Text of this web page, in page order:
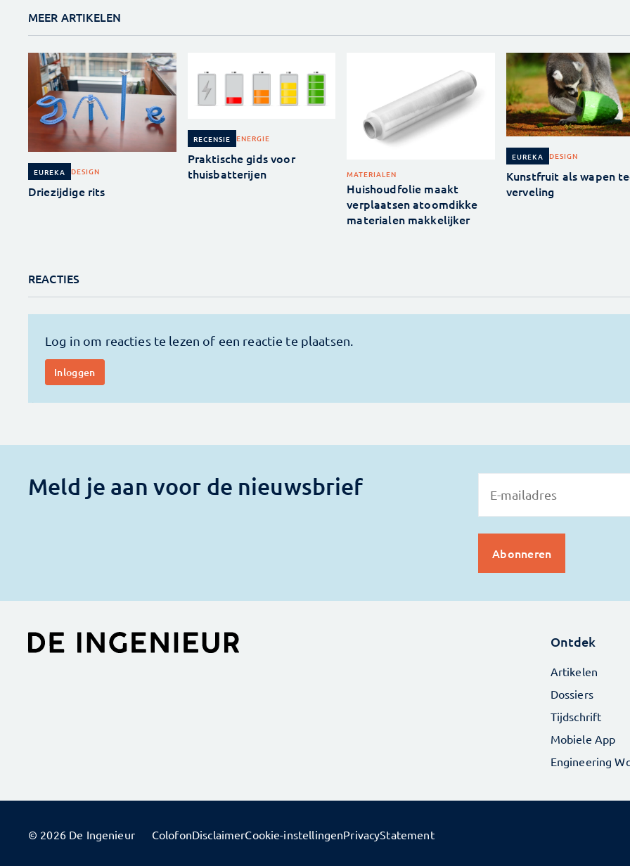
MEER ARTIKELEN
EUREKA DESIGN
Driezijdige rits
RECENSIE ENERGIE
Praktische gids voor
thuisbatterijen
MATERIALEN
Huishoudfolie maakt
verplaatsen atoomdikke
materialen makkelijker
EUREKA DESIGN
Kunstfruit als wapen
verveling
REACTIES
Meld je aan voor de nieuwsbrief
Ontdek
Artikelen
Dossiers
Tijdschrift
Mobiele App
Engineering
© 2026 De Ingenieur ColofonDisclaimerCookie-instellingenPrivacyStatement